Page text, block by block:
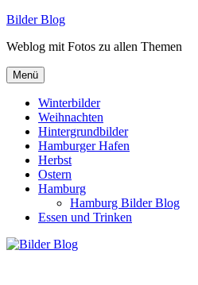
Zum
springen
Bilder Blog
Weblog mit Fotos zu allen Themen
Menü
Winterbilder
Weihnachten
Hintergrundbilder
Hamburger Hafen
Herbst
Ostern
Hamburg
Hamburg Bilder Blog
Essen und Trinken